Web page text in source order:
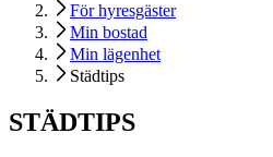
För hyresgäster
Min bostad
Min lägenhet
Städtips
STÄDTIPS